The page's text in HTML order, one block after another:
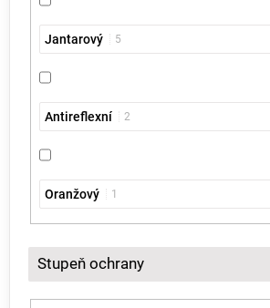
Jantarový 5
Antireflexní 2
Oranžový 1
Stupeň ochrany